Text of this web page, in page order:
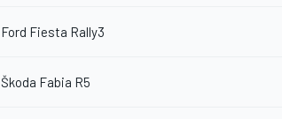
Ford Fiesta Rally3
Škoda Fabia R5